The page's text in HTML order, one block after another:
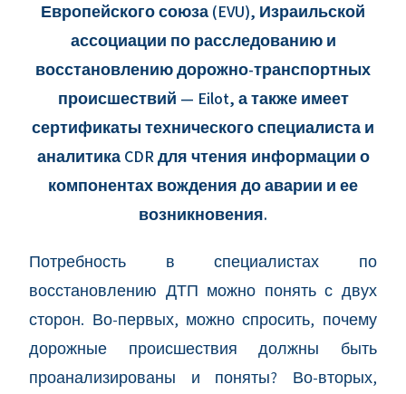
Европейского союза (EVU), Израильской
ассоциации по расследованию и
восстановлению дорожно-транспортных
происшествий — Eilot, а также имеет
сертификаты технического специалиста и
аналитика CDR для чтения информации о
компонентах вождения до аварии и ее
возникновения.
Потребность в специалистах по
восстановлению ДТП можно понять с двух
сторон. Во-первых, можно спросить, почему
дорожные происшествия должны быть
проанализированы и поняты? Во-вторых,